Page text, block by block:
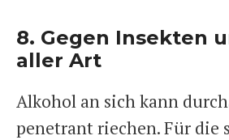
8. Gegen Insekten
aller Art
Alkohol an sich kann
penetrant riechen. Für die